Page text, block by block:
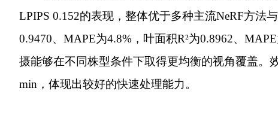
LPIPS 0.152的表现，整体优于多种主流NeRF方法
0.9470、MAPE为4.8%，叶面积R²为0.8962、
摄能够在不同株型条件下取得更均衡的视角覆盖。
min，体现出较好的快速处理能力。